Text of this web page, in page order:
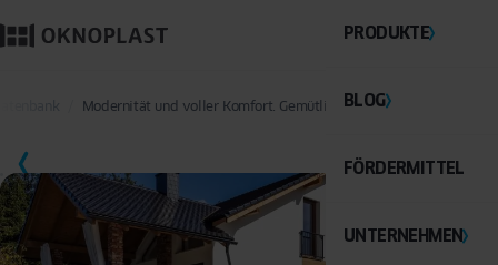
PRODUKTE
BLOG
FÖRDERMITTEL
UNTERNEHMEN
Modernität und voller Komfort. Gemütliches Familienhaus mit Pool
SPEICHERN